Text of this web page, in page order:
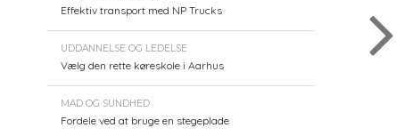
Effektiv transport med NP Trucks
UDDANNELSE OG LEDELSE
Vælg den rette køreskole i Aarhus
MAD OG SUNDHED
Fordele ved at bruge en stegeplade